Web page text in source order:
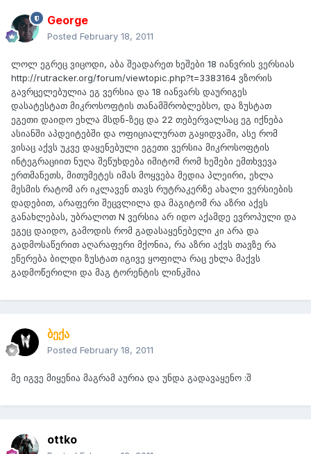
George
Posted February 18, 2011
ლოლ ეგრეც ვიცოდი, აბა შეადარეთ ხეშები 18 იანვრის ვერსიას
http://rutracker.org/forum/viewtopic.php?t=3383164 ვზორის
გავრცელებულია ეგ ვერსია და 18 იანვარს დაურიგეს
დასატესტათ მიკროსოფტის თანამშრობლებსო, და ზუსტათ
ეგეთი დაიდო ეხლა მსდნ-ზეც და 22 თებერვალსაც ეგ იქნება
ასიანში აპდეიტებში და ოფიციალურათ გაყიდვაში, ასე რომ
ვისაც აქვს უკვე დაყენებული ეგეთი ვერსია მიკროსოფტის
ინტეგრაციით ნუღა შეწუხდება იმიტომ რომ ხეშები ემთხვევა
ერთმანეთს, მითუმეტეს იმას მოყვება მედია პლეირი, ეხლა
მესმის რატომ არ იკლავენ თავს რუტრაკერზე ახალი ვერსიების
დადებით, არაფერი შეცვლილა და მაგიტომ რა აზრი აქვს
განახლებას, უბრალოთ N ვერსია არ იდო აქამდე ევროპული და
ეგეც დაიდო, გამოდის რომ გადასაყენებელი კი არა და
გადმოსაწერით აღარაფერი მქონია, რა აზრი აქვს თავზე რა
ეწერება ბილდი ზუსტათ იგივე ყოფილა რაც ეხლა მაქვს
გადმოწერილი და მაგ ტორენტის ლინკშია
ბექა
Posted February 18, 2011
მე იგვე მიყენია მაგრამ აურია და უნდა გადავაყენო :შ
ottko